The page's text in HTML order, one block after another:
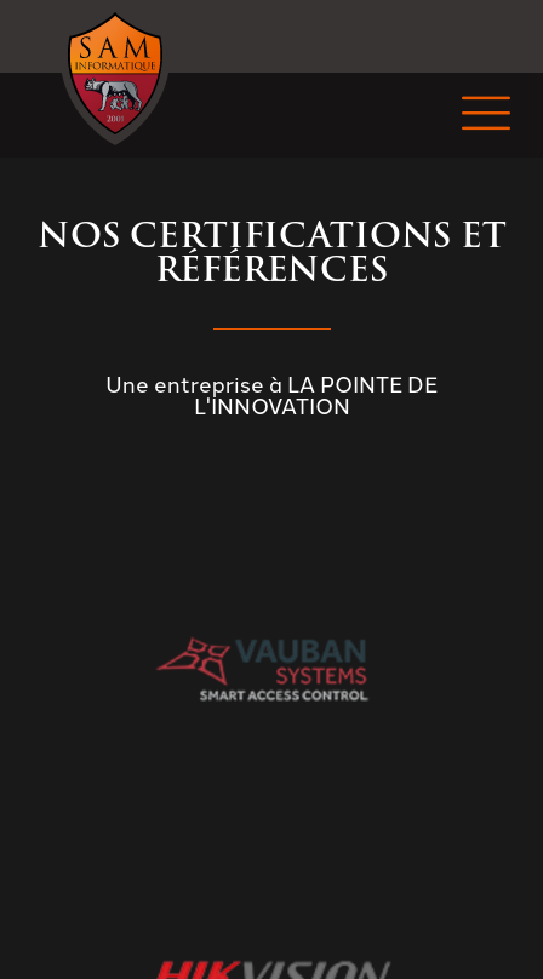
NOS CERTIFICATIONS ET
RÉFÉRENCES
Une entreprise à LA POINTE DE
L'INNOVATION